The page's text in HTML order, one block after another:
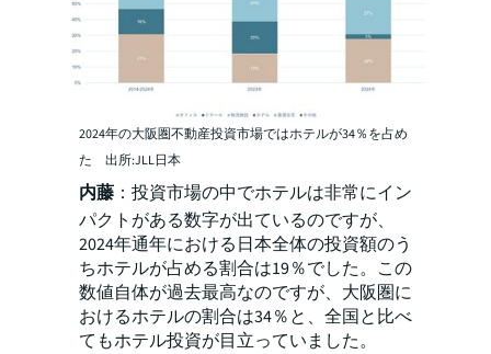
2024年の大阪圏不動産投資市場ではホテルが34％を占め
た 出所:JLL日本
内藤 ：投資市場の中でホテルは非常にイン
パクトがある数字が出ているのですが、
2024年通年における日本全体の投資額のう
ちホテルが占める割合は19％でした。この
数値自体が過去最高なのですが、大阪圏に
おけるホテルの割合は34％と、全国と比べ
てもホテル投資が目立っていました。